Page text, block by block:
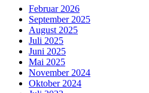
Februar 2026
September 2025
August 2025
Juli 2025
Juni 2025
Mai 2025
November 2024
Oktober 2024